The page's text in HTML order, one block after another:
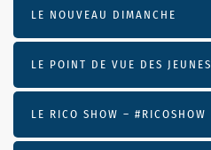
LE NOUVEAU DIMANCHE
LE POINT DE VUE DES JEUNES
LE RICO SHOW – #RICOSHOW